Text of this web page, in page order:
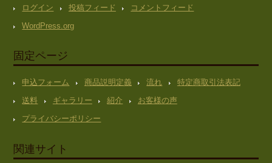
ログイン 投稿フィード
コメントフィード
WordPress.org
固定ページ
申込フォーム 商品説明定義 流れ
特定商取引法表記
送料
ギャラリー 紹介
お客様の声
プライバシーポリシー
関連サイト